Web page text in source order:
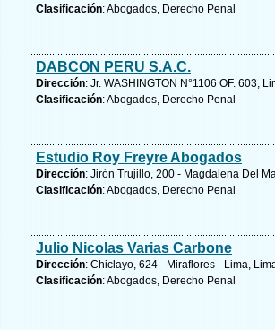
Clasificación: Abogados, Derecho Penal
DABCON PERU S.A.C.
Dirección: Jr. WASHINGTON N°1106 OF. 603,
Clasificación: Abogados, Derecho Penal
Estudio Roy Freyre Abogados
Dirección: Jirón Trujillo, 200 - Magdalena Del
Clasificación: Abogados, Derecho Penal
Julio Nicolas Varias Carbone
Dirección: Chiclayo, 624 - Miraflores - Lima,
Clasificación: Abogados, Derecho Penal